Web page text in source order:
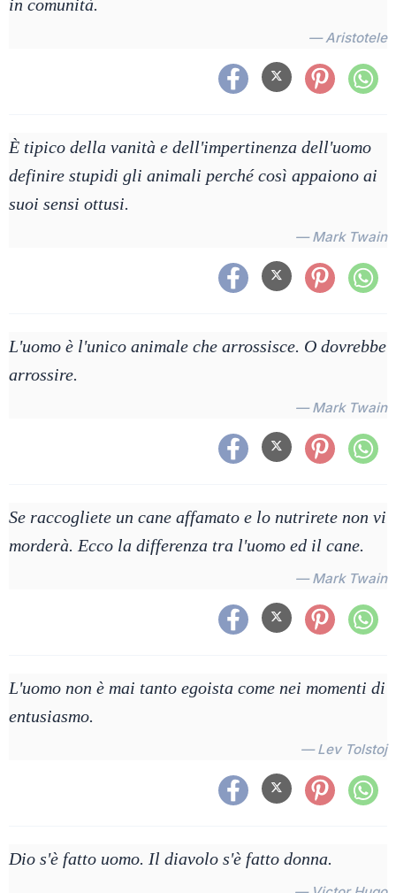
in comunità.
— Aristotele
È tipico della vanità e dell'impertinenza dell'uomo
definire stupidi gli animali perché così appaiono ai
suoi sensi ottusi.
— Mark Twain
L'uomo è l'unico animale che arrossisce. O dovrebbe
arrossire.
— Mark Twain
Se raccogliete un cane affamato e lo nutrirete non vi
morderà. Ecco la differenza tra l'uomo ed il cane.
— Mark Twain
L'uomo non è mai tanto egoista come nei momenti di
entusiasmo.
— Lev Tolstoj
Dio s'è fatto uomo. Il diavolo s'è fatto donna.